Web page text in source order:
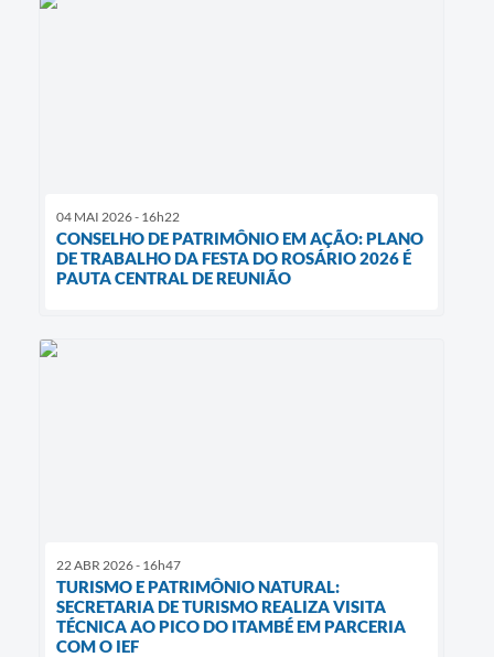
04 MAI 2026 - 16h22
CONSELHO DE PATRIMÔNIO EM AÇÃO: PLANO
DE TRABALHO DA FESTA DO ROSÁRIO 2026 É
PAUTA CENTRAL DE REUNIÃO
22 ABR 2026 - 16h47
TURISMO E PATRIMÔNIO NATURAL:
SECRETARIA DE TURISMO REALIZA VISITA
TÉCNICA AO PICO DO ITAMBÉ EM PARCERIA
COM O IEF